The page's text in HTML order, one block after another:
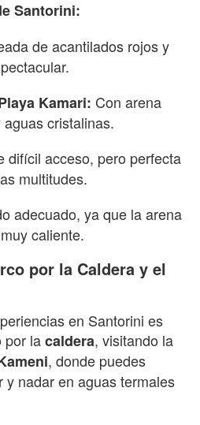
Santorini:
de acantilados rojos y
Kamari: Con arena
cristalinas.
difícil acceso, pero perfecta
multitudes.
adecuado, ya que la arena
caliente.
por la Caldera y el
en Santorini es
por lacaldera, visitando la
, donde puedes
y nadar en aguas termales